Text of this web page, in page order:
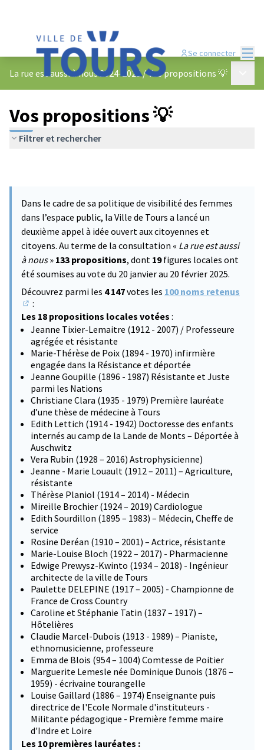
Se connecter
La rue est aussi à nous 2024-2025 /Vos propositions 💡
Vos propositions 💡
Filtrer et rechercher
Dans le cadre de sa politique de visibilité des femmes
dans l’espace public, la Ville de Tours a lancé un
deuxième appel à idée ouvert aux citoyennes et
citoyens. Au terme de la consultation « La rue est aussi
à nous» 133 propositions, dont 19figures locales ont
été soumises au vote du 20 janvier au 20 février 2025.
Découvrez parmi les 4 147votes les 100 noms retenus
(S'ouvre dans un nouvel onglet)
:
Les 18 propositions locales votées :
Jeanne Tixier-Lemaitre (1912 - 2007) / Professeure
agrégée et résistante
Marie-Thérèse de Poix (1894 - 1970) infirmière
engagée dans la Résistance et déportée
Jeanne Goupille (1896 - 1987) Résistante et Juste
parmi les Nations
Christiane Clara (1935 - 1979) Première lauréate
d’une thèse de médecine à Tours
Edith Lettich (1914 - 1942) Doctoresse des enfants
internés au camp de la Lande de Monts – Déportée à
Auschwitz
Vera Rubin (1928 – 2016) Astrophysicienne)
Jeanne - Marie Louault (1912 – 2011) – Agriculture,
résistante
Thérèse Planiol (1914 – 2014) - Médecin
Mireille Brochier (1924 – 2019) Cardiologue
Edith Sourdillon (1895 – 1983) – Médecin, Cheffe de
service
Rosine Deréan (1910 – 2001) – Actrice, résistante
Marie-Louise Bloch (1922 – 2017) - Pharmacienne
Edwige Prewysz-Kwinto (1934 – 2018) - Ingénieur
architecte de la ville de Tours
Paulette DELEPINE (1917 – 2005) - Championne de
France de Cross Country
Caroline et Stéphanie Tatin (1837 – 1917) –
Hôtelières
Claudie Marcel-Dubois (1913 - 1989) – Pianiste,
ethnomusicienne, professeure
Emma de Blois (954 – 1004) Comtesse de Poitier
Marguerite Lemesle née Dominique Dunois (1876 –
1959) - écrivaine tourangelle
Louise Gaillard (1886 – 1974) Enseignante puis
directrice de l'Ecole Normale d'instituteurs -
Militante pédagogique - Première femme maire
d'Indre et Loire
Les 10 premières lauréates :